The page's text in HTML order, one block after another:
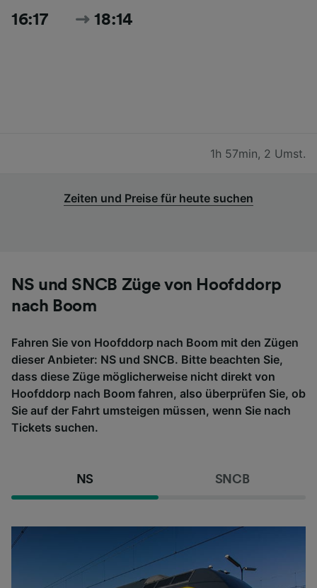
16:17 18:14
1h 57min, 2 Umst.
Zeiten und Preise für heute suchen
NS und SNCB Züge von Hoofddorp
nach Boom
Fahren Sie von Hoofddorp nach Boom mit den Zügen
dieser Anbieter: NS und SNCB. Bitte beachten Sie,
dass diese Züge möglicherweise nicht direkt von
Hoofddorp nach Boom fahren, also überprüfen Sie, ob
Sie auf der Fahrt umsteigen müssen, wenn Sie nach
Tickets suchen.
NS SNCB